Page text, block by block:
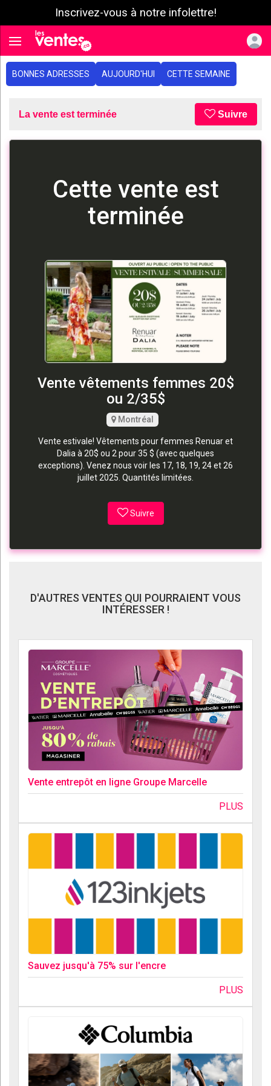
Inscrivez-vous à notre infolettre!
Toggle navigation
BONNES ADRESSES AUJOURD'HUI CETTE SEMAINE
La vente est terminée Suivre
Cette vente est
terminée
Vente vêtements femmes 20$
ou 2/35$
Montréal
Vente estivale! Vêtements pour femmes Renuar et
Dalia à 20$ ou 2 pour 35 $ (avec quelques
exceptions). Venez nous voir les 17, 18, 19, 24 et 26
juillet 2025. Quantités limitées.
Suivre
D'AUTRES VENTES QUI POURRAIENT VOUS
INTÉRESSER !
Vente entrepôt en ligne Groupe Marcelle
PLUS
Sauvez jusqu'à 75% sur l'encre
PLUS